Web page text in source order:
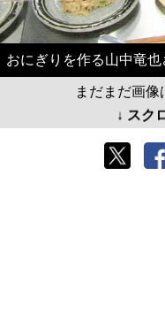
おにぎりを作る山中竜
まだまだ画像
↓ スク